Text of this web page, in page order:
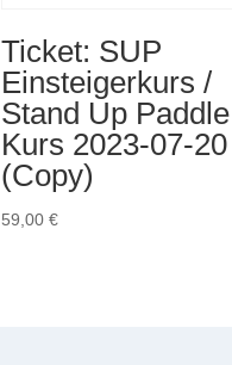
Ticket: SUP
Einsteigerkurs /
Stand Up Paddle
Kurs 2023-07-
(Copy)
59,00 €